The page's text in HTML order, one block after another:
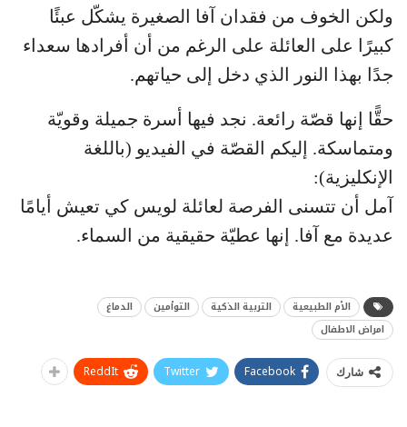
ولكن الخوف من فقدان آفا الصغيرة يشكّل عبئًا
كبيرًا على العائلة على الرغم من أن أفرادها سعداء
جدًا بهذا النور الذي دخل إلى حياتهم.
حقًّا إنها قصّة رائعة. نجد فيها أسرة جميلة وقويّة
ومتماسكة. إليكم القصّة في الفيديو (باللغة
الإنكليزية):
آمل أن تتسنى الفرصة لعائلة لويس كي تعيش أيامًا
عديدة مع آفا. إنها عطيّة حقيقية من السماء.
الأم الطبيعية التربية الذكية التوأمين
الدماغ
امراض الاطفال
شارك Facebook
Twitter
ReddIt